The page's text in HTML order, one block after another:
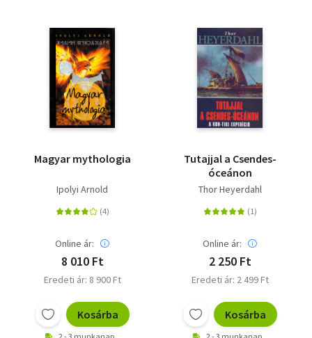
Magyar mythologia
Ipolyi Arnold
Online ár:
8 010 Ft
Eredeti ár: 8 900 Ft
Kosárba
Tutajjal a Csendes-
óceánon
Thor Heyerdahl
Online ár:
2 250 Ft
Eredeti ár: 2 499 Ft
Kosárba